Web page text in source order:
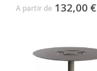
A partir de 132,00 €